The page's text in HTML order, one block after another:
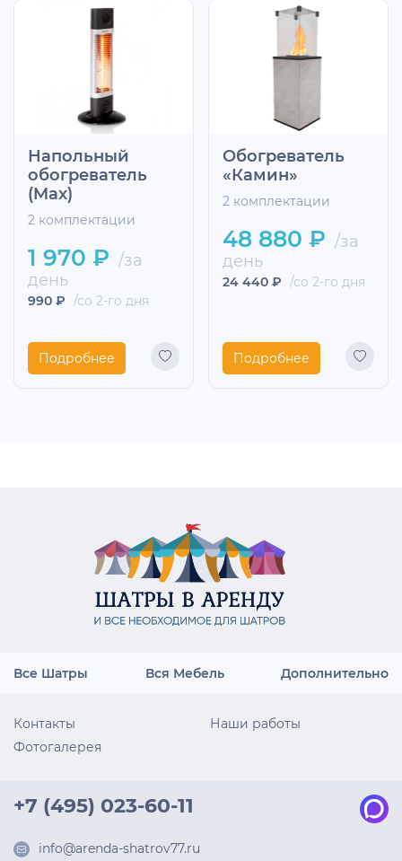
Напольный
обогреватель
(Max)
2 комплектации
1 970 ₽ /за
день
990 ₽ /со 2-го дня
Подробнее
Обогреватель
«Камин»
2 комплектации
48 880 ₽ /за
день
24 440 ₽ /со 2-го дня
Подробнее
Все Шатры Вся Мебель Дополнительно
Контакты
Наши работы
Фотогалерея
+7 (495) 023-60-11
info@arenda-shatrov77.ru